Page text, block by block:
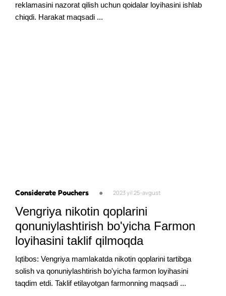
reklamasini nazorat qilish uchun qoidalar loyihasini ishlab
chiqdi. Harakat maqsadi ...
Considerate Pouchers ● 2023 yil 25-avgust
Vengriya nikotin qoplarini
qonuniylashtirish bo'yicha Farmon
loyihasini taklif qilmoqda
Iqtibos: Vengriya mamlakatda nikotin qoplarini tartibga
solish va qonuniylashtirish bo'yicha farmon loyihasini
taqdim etdi. Taklif etilayotgan farmonning maqsadi ...